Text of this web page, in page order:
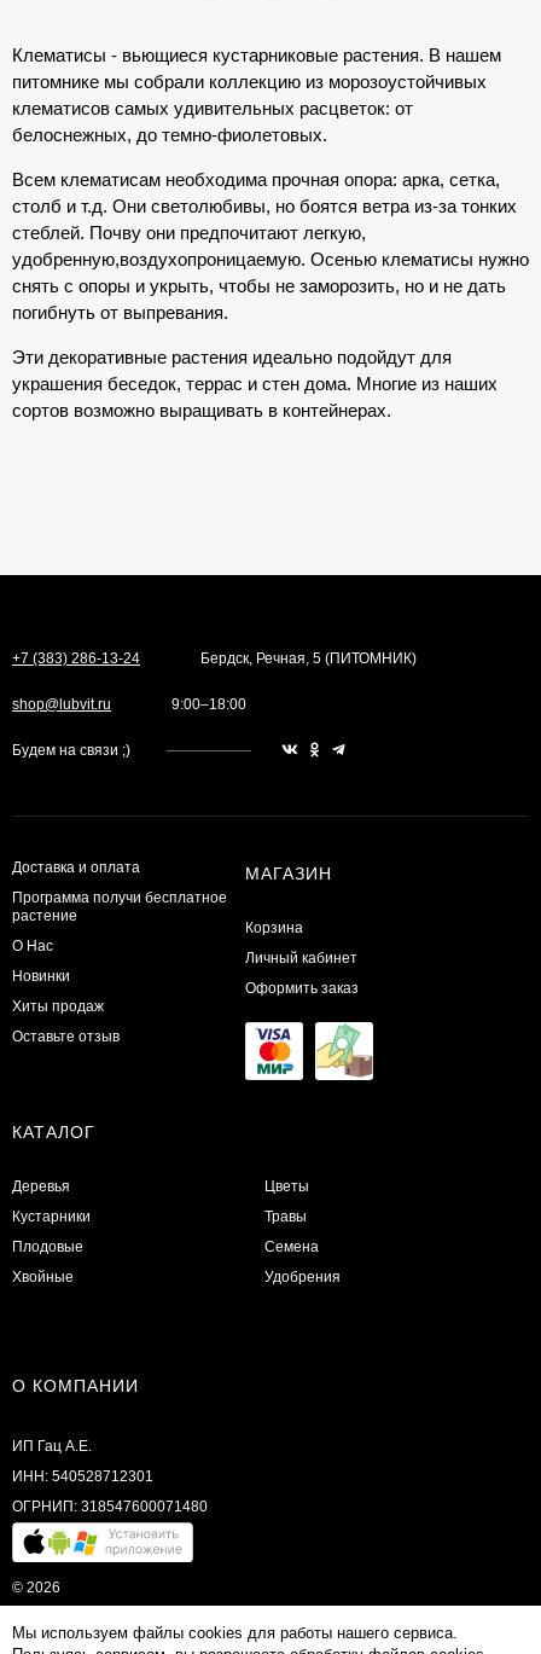
Мы используем файлы cookies для работы нашего сервиса.
Клематисы - вьющиеся кустарниковые растения. В нашем
питомнике мы собрали коллекцию из морозоустойчивых
клематисов самых удивительных расцветок: от
белоснежных, до темно-фиолетовых.
Всем клематисам необходима прочная опора: арка, сетка,
столб и т.д. Они светолюбивы, но боятся ветра из-за тонких
стеблей. Почву они предпочитают легкую,
удобренную,воздухопроницаемую. Осенью клематисы нужно
снять с опоры и укрыть, чтобы не заморозить, но и не дать
погибнуть от выпревания.
Эти декоративные растения идеально подойдут для
украшения беседок, террас и стен дома. Многие из наших
сортов возможно выращивать в контейнерах.
+7 (383) 286-13-24 Бердск, Речная, 5 (ПИТОМНИК)
shop@lubvit.ru 9:00–18:00
Будем на связи ;)
Доставка и оплата
Программа получи бесплатное
растение
О Нас
Новинки
Хиты продаж
Оставьте отзыв
МАГАЗИН
Корзина
Личный кабинет
Оформить заказ
КАТАЛОГ
Деревья
Кустарники
Плодовые
Хвойные
Цветы
Травы
Семена
Удобрения
О КОМПАНИИ
ИП Гац А.Е.
ИНН: 540528712301
ОГРНИП: 318547600071480
© 2026